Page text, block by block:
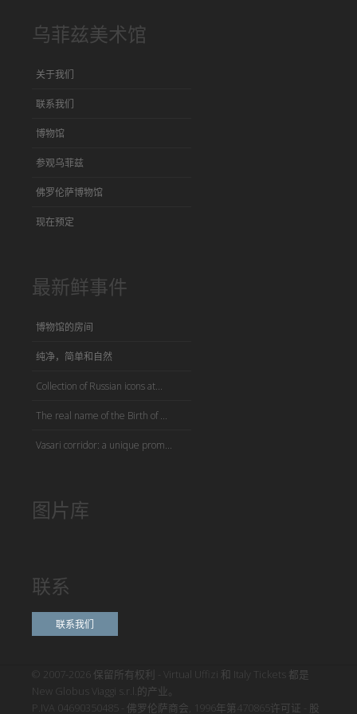
乌菲兹美术馆
关于我们
联系我们
博物馆
参观乌菲兹
佛罗伦萨博物馆
现在预定
最新鲜事件
博物馆的房间
纯净，简单和自然
Collection of Russian icons at...
The real name of the Birth of ...
Vasari corridor: a unique prom...
图片库
联系
联系我们
© 2007-2026 保留所有权利 - Virtual Uffizi 和 Italy Tickets 都是
New Globus Viaggi s.r.l.的产业。
P.IVA 04690350485 - 佛罗伦萨商会, 1996年第470865许可证 - 股